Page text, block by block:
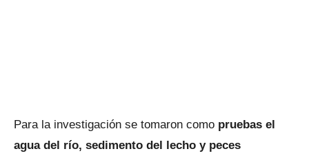
Para la investigación se tomaron como pruebas el
agua del río, sedimento del lecho y peces